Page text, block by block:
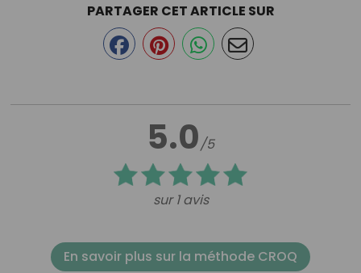
5.0/5
sur 1 avis
PARTAGER CET ARTICLE SUR
En savoir plus sur la méthode CROQ